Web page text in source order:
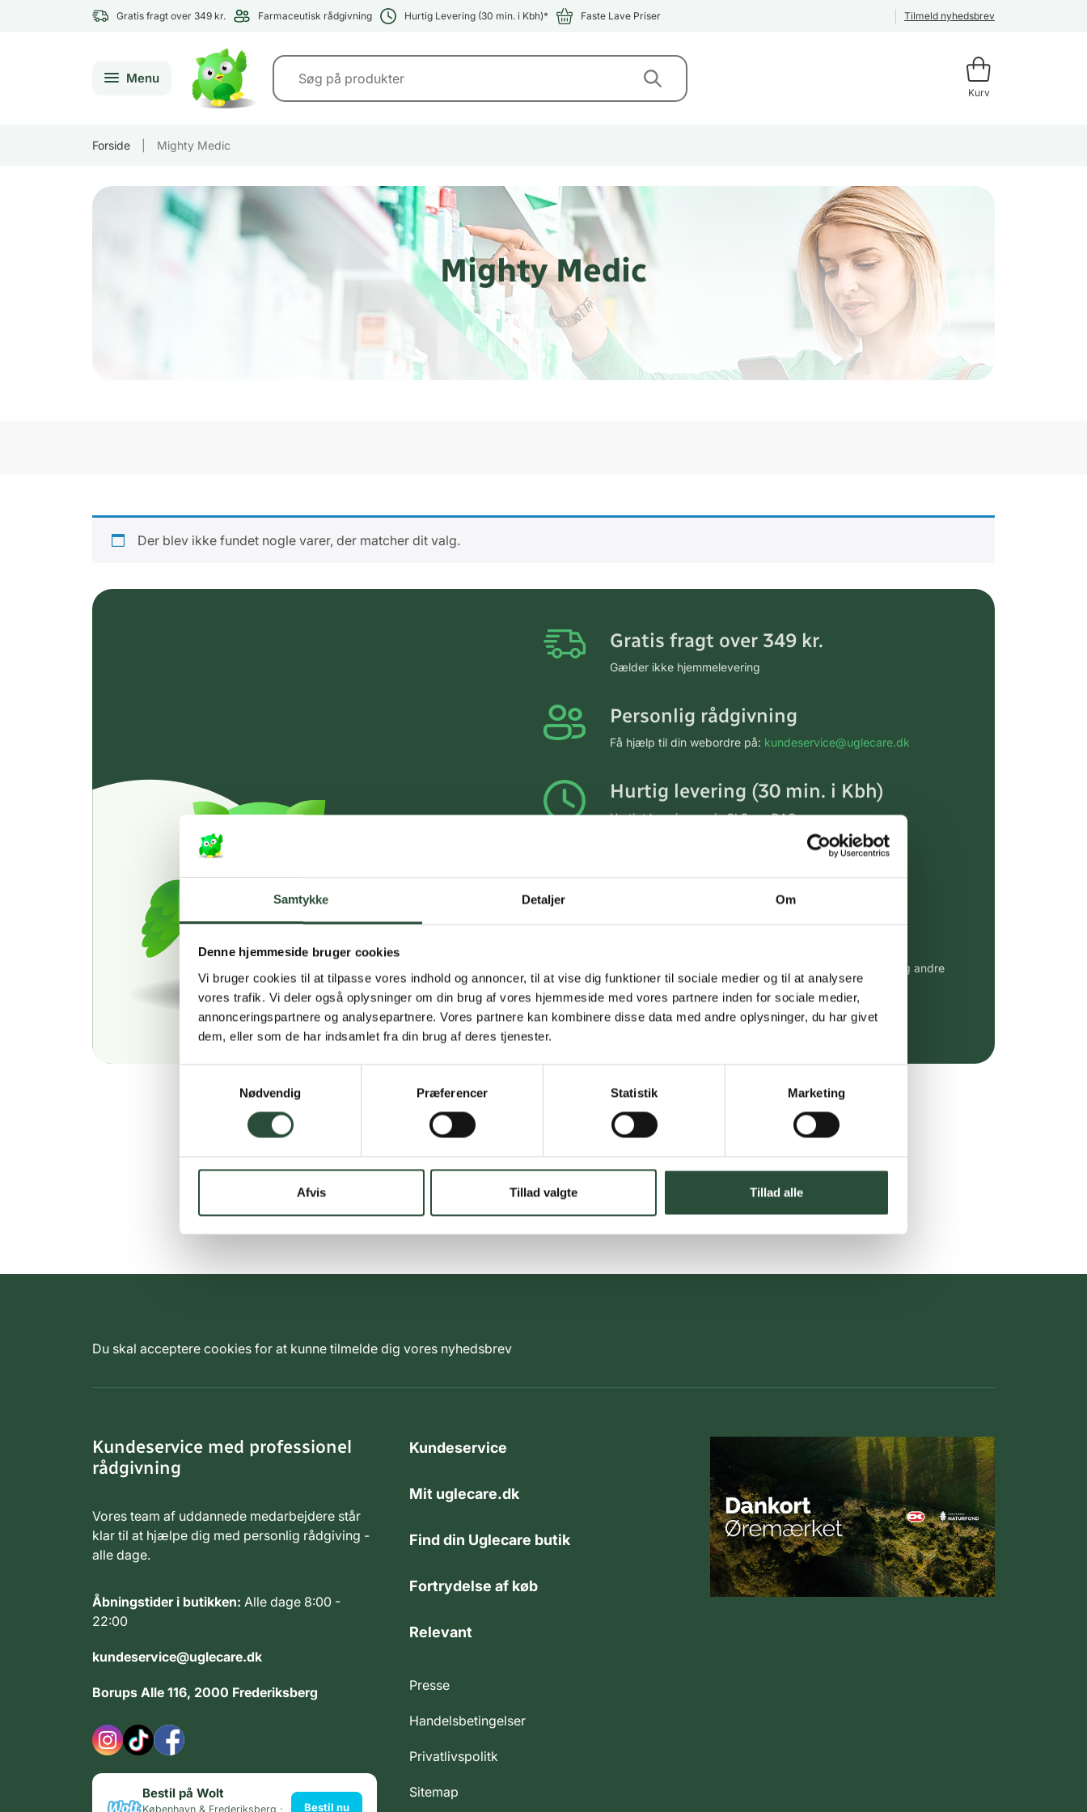
Samtykke Detaljer Om
Denne hjemmeside bruger cookies
Vi bruger cookies til at tilpasse vores indhold og annoncer, til at vise dig funktioner til sociale medier og til at analysere
vores trafik. Vi deler også oplysninger om din brug af vores hjemmeside med vores partnere inden for sociale medier,
annonceringspartnere og analysepartnere. Vores partnere kan kombinere disse data med andre oplysninger, du har givet
dem, eller som de har indsamlet fra din brug af deres tjenester.
Nødvendig
Præferencer Statistik Marketing
Afvis Tillad valgte Tillad alle
Gratis fragt over 349 kr. Farmaceutisk rådgivning Hurtig Levering (30 min. i Kbh)* Faste Lave Priser Tilmeld nyhedsbrev
Menu
Kurv
Forside Mighty Medic
Mighty Medic
Der blev ikke fundet nogle varer, der matcher dit valg.
Gratis fragt over 349 kr.
Gælder ikke hjemmelevering
Personlig rådgivning
Få hjælp til din webordre på: kundeservice@uglecare.dk
Hurtig levering (30 min. i Kbh)
Hurtigt leveringen via GLS, og DAO
*Gælder ikke ernæringsprodukter.
Vi tilbyder et stort udvalg af kendte cremer, vitaminer og andre
spændende produkter – altid til fast lav pris.
Læs mere om Uglecare.dk her
Du skal acceptere cookies for at kunne tilmelde dig vores nyhedsbrev
Kundeservice med professionel
rådgivning
Vores team af uddannede medarbejdere står
klar til at hjælpe dig med personlig rådgiving -
alle dage.
Åbningstider i butikken: Alle dage 8:00 -
22:00
kundeservice@uglecare.dk
Borups Alle 116, 2000 Frederiksberg
Bestil på Wolt
København & Frederiksberg · Bestil nu
Kundeservice
Mit uglecare.dk
Find din Uglecare butik
Fortrydelse af køb
Relevant
Presse
Handelsbetingelser
Privatlivspolitk
Sitemap